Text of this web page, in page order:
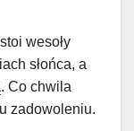
wesoły
słońca, a
Co chwila
zadowoleniu.